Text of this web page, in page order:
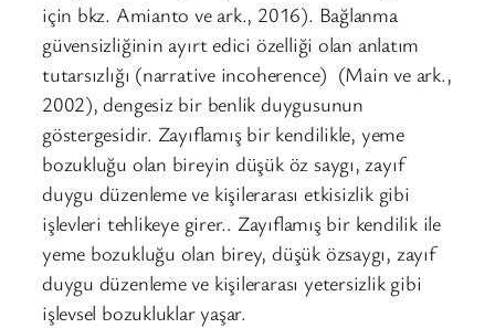
için bkz. Amianto ve ark., 2016). Bağlanma
güvensizliğinin ayırt edici özelliği olan anlatım
tutarsızlığı (narrative incoherence) (Main ve ark.,
2002), dengesiz bir benlik duygusunun
göstergesidir. Zayıflamış bir kendilikle, yeme
bozukluğu olan bireyin düşük öz saygı, zayıf
duygu düzenleme ve kişilerarası etkisizlik gibi
işlevleri tehlikeye girer.. Zayıflamış bir kendilik ile
yeme bozukluğu olan birey, düşük özsaygı, zayıf
duygu düzenleme ve kişilerarası yetersizlik gibi
işlevsel bozukluklar yaşar.